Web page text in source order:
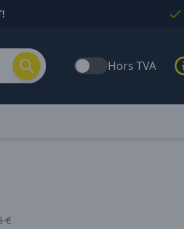
Hors TVA
€